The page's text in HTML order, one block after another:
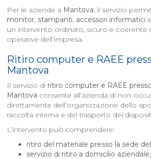
Per le aziende a Mantova, il servizio
monitor, stampanti, accessori informatici
un intervento ordinato, sicuro e coerente
operative dell’impresa.
Ritiro computer e RAEE
Mantova
Il servizio di ritiro computer e RAEE
Mantova consente all’azienda di non
direttamente dell’organizzazione dello
raccolta interna e del trasporto dei
L’intervento può comprendere:
ritiro del materiale presso la sede
servizio di ritiro a domicilio aziendale;